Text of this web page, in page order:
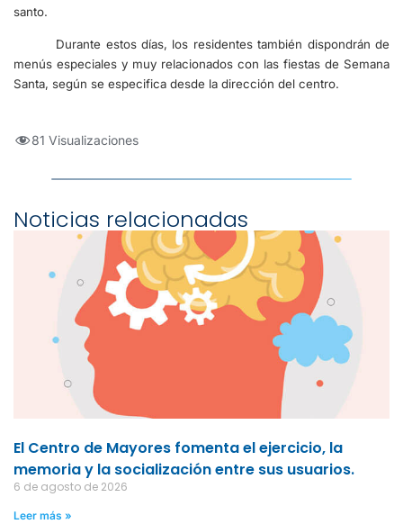
santo.
Durante estos días, los residentes también dispondrán de
menús especiales y muy relacionados con las fiestas de Semana
Santa, según se especifica desde la dirección del centro.
81 Visualizaciones
Noticias relacionadas
El Centro de Mayores fomenta el ejercicio, la
memoria y la socialización entre sus usuarios.
6 de agosto de 2026
Leer más »